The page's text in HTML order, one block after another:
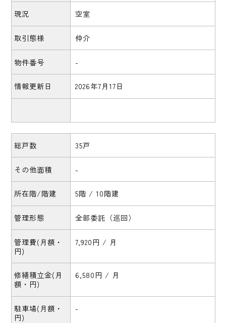
現況 空室
取引態様 仲介
物件番号 -
情報更新日 2026年7月17日
総戸数 35戸
その他面積 -
所在階/階建 5階 / 10階建
管理形態 全部委託（巡回）
管理費(月額・
円)
7,920円 / 月
修繕積立金(月
額・円)
6,580円 / 月
駐車場(月額・
円)
-